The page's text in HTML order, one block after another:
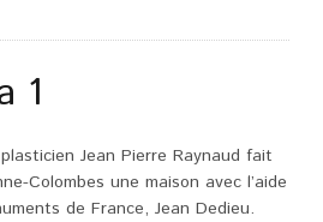
1
Jean Pierre Raynaud fait
Colombes une maison avec l’aide
de France, Jean Dedieu.